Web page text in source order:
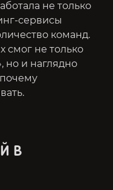
не только
сервисы
команд.
смог не только
но и наглядно
В